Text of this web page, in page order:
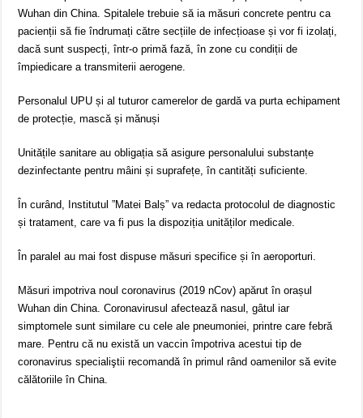
Wuhan din China. Spitalele trebuie să ia măsuri concrete pentru ca
pacienții să fie îndrumați către secțiile de infecțioase și vor fi izolați,
dacă sunt suspecți, într-o primă fază, în zone cu condiții de
împiedicare a transmiterii aerogene.
Personalul UPU și al tuturor camerelor de gardă va purta echipament
de protecție, mască și mănuși
Unitățile sanitare au obligația să asigure personalului substanțe
dezinfectante pentru mâini și suprafețe, în cantități suficiente.
În curând, Institutul ”Matei Balș” va redacta protocolul de diagnostic
și tratament, care va fi pus la dispoziția unităților medicale.
În paralel au mai fost dispuse măsuri specifice și în aeroporturi.
Măsuri impotriva noul coronavirus (2019 nCov) apărut în orașul
Wuhan din China. Coronavirusul afectează nasul, gâtul iar
simptomele sunt similare cu cele ale pneumoniei, printre care febră
mare. Pentru că nu există un vaccin împotriva acestui tip de
coronavirus specialiştii recomandă în primul rând oamenilor să evite
călătoriile în China.